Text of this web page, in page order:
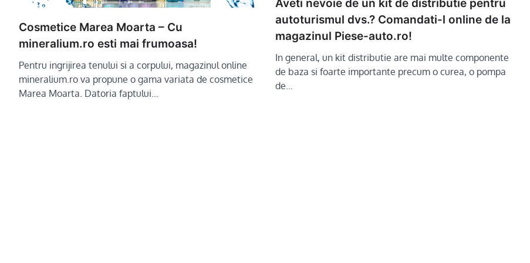
Cosmetice Marea Moarta – Cu
mineralium.ro esti mai frumoasa!
Pentru ingrijirea tenului si a corpului, magazinul online
mineralium.ro va propune o gama variata de cosmetice
Marea Moarta. Datoria faptului…
Aveti nevoie de un kit de distributie pentru
autoturismul dvs.? Comandati-l online de la
magazinul Piese-auto.ro!
In general, un kit distributie are mai multe componente
de baza si foarte importante precum o curea, o pompa
de…